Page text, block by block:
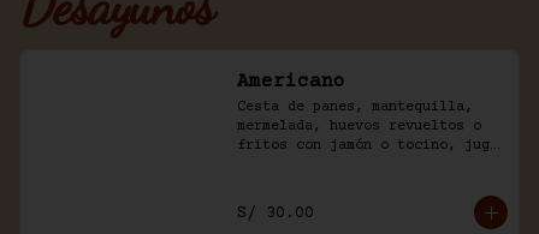
Americano
Cesta de panes, mantequilla,
mermelada, huevos revueltos o
fritos con jamón o tocino, jugo
S/ 30.00